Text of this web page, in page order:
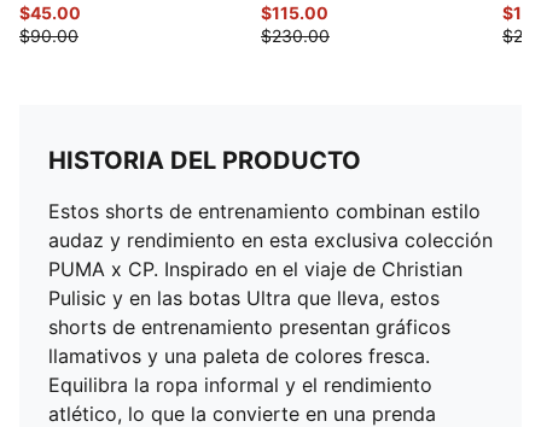
$45.00
$90.00
$115.00
$230.00
HISTORIA DEL PRODUCTO
Estos shorts de entrenamiento combinan estilo
audaz y rendimiento en esta exclusiva colección
PUMA x CP. Inspirado en el viaje de Christian
Pulisic y en las botas Ultra que lleva, estos
shorts de entrenamiento presentan gráficos
llamativos y una paleta de colores fresca.
Equilibra la ropa informal y el rendimiento
atlético, lo que la convierte en una prenda